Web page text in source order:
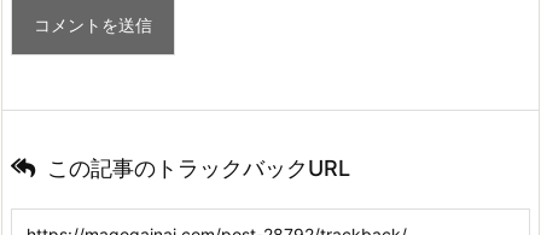
この記事のトラックバックURL